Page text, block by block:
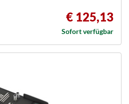
€ 125,13
Sofort verfügbar